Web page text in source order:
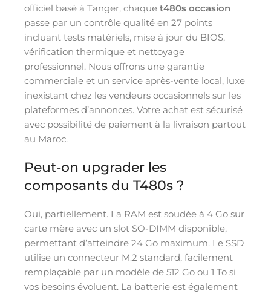
officiel basé à Tanger, chaque t480s occasion
passe par un contrôle qualité en 27 points
incluant tests matériels, mise à jour du BIOS,
vérification thermique et nettoyage
professionnel. Nous offrons une garantie
commerciale et un service après-vente local, luxe
inexistant chez les vendeurs occasionnels sur les
plateformes d’annonces. Votre achat est sécurisé
avec possibilité de paiement à la livraison partout
au Maroc.
Peut-on upgrader les
composants du T480s ?
Oui, partiellement. La RAM est soudée à 4 Go sur
carte mère avec un slot SO-DIMM disponible,
permettant d’atteindre 24 Go maximum. Le SSD
utilise un connecteur M.2 standard, facilement
remplaçable par un modèle de 512 Go ou 1 To si
vos besoins évoluent. La batterie est également